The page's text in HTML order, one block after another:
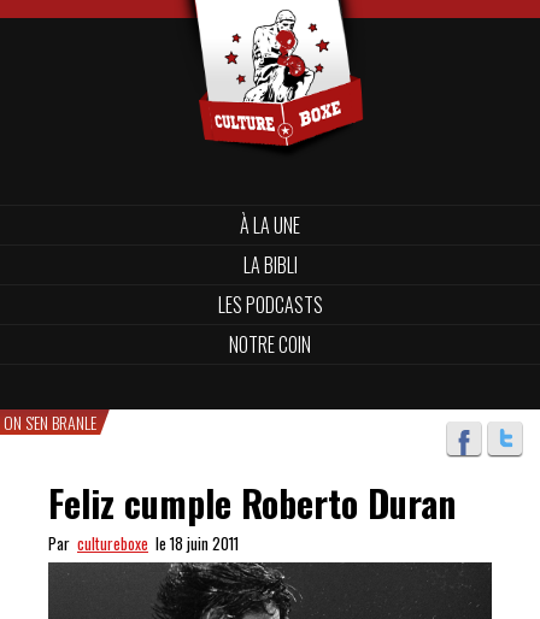
À LA UNE
LA BIBLI
LES PODCASTS
NOTRE COIN
ON S'EN BRANLE
Feliz cumple Roberto Duran
Par cultureboxe le 18 juin 2011